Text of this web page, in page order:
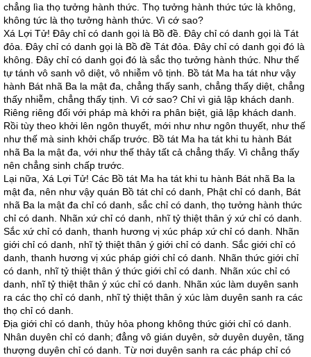
chẳng lìa thọ tưởng hành thức. Thọ tưởng hành thức tức là không,
không tức là thọ tưởng hành thức. Vì cớ sao?
Xá Lợi Tử! Đây chỉ có danh gọi là Bồ đề. Đây chỉ có danh gọi là Tát
đỏa. Đây chỉ có danh gọi là Bồ đề Tát đỏa. Đây chỉ có danh gọi đó là
không. Đây chỉ có danh gọi đó là sắc thọ tưởng hành thức. Như thế
tự tánh vô sanh vô diệt, vô nhiễm vô tịnh. Bồ tát Ma ha tát như vậy
hành Bát nhã Ba la mật đa, chẳng thấy sanh, chẳng thấy diệt, chẳng
thấy nhiễm, chẳng thấy tịnh. Vì cớ sao? Chỉ vì giả lập khách danh.
Riêng riêng đối với pháp mà khởi ra phân biệt, giả lập khách danh.
Rồi tùy theo khởi lên ngôn thuyết, mới như như ngôn thuyết, như thế
như thế mà sinh khởi chấp trước. Bồ tát Ma ha tát khi tu hành Bát
nhã Ba la mật đa, với như thế thảy tất cả chẳng thấy. Vì chẳng thấy
nên chẳng sinh chấp trước.
Lại nữa, Xá Lợi Tử! Các Bồ tát Ma ha tát khi tu hành Bát nhã Ba la
mật đa, nên như vậy quán Bồ tát chỉ có danh, Phật chỉ có danh, Bát
nhã Ba la mật đa chỉ có danh, sắc chỉ có danh, thọ tưởng hành thức
chỉ có danh. Nhãn xứ chỉ có danh, nhĩ tỷ thiệt thân ý xứ chỉ có danh.
Sắc xứ chỉ có danh, thanh hương vị xúc pháp xứ chỉ có danh. Nhãn
giới chỉ có danh, nhĩ tỷ thiệt thân ý giới chỉ có danh. Sắc giới chỉ có
danh, thanh hương vị xúc pháp giới chỉ có danh. Nhãn thức giới chỉ
có danh, nhĩ tỷ thiệt thân ý thức giới chỉ có danh. Nhãn xúc chỉ có
danh, nhĩ tỷ thiệt thân ý xúc chỉ có danh. Nhãn xúc làm duyên sanh
ra các thọ chỉ có danh, nhĩ tỷ thiệt thân ý xúc làm duyên sanh ra các
thọ chỉ có danh.
Địa giới chỉ có danh, thủy hỏa phong không thức giới chỉ có danh.
Nhân duyên chỉ có danh; đẳng vô gián duyên, sở duyên duyên, tăng
thượng duyên chỉ có danh. Từ nơi duyên sanh ra các pháp chỉ có